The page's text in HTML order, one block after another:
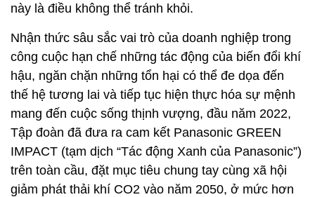
này là điều không thể tránh khỏi.
Nhận thức sâu sắc vai trò của doanh nghiệp trong
công cuộc hạn chế những tác động của biến đổi khí
hậu, ngăn chặn những tổn hại có thể đe dọa đến
thế hệ tương lai và tiếp tục hiện thực hóa sự mệnh
mang đến cuộc sống thịnh vượng, đầu năm 2022,
Tập đoàn đã đưa ra cam kết Panasonic GREEN
IMPACT (tạm dịch “Tác động Xanh của Panasonic”)
trên toàn cầu, đặt mục tiêu chung tay cùng xã hội
giảm phát thải khí CO2 vào năm 2050, ở mức hơn